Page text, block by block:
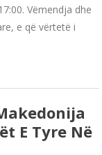
Vëmendja dhe
e që vërtetë i
E Tyre Në